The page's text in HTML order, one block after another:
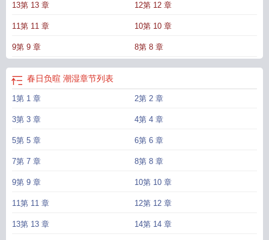
反。哥哥寡言温和，弟弟张扬跳脱。高考结束那年，明峤约了沈时安去古寺祭
拜。祈福树下，少女长发白裙，羞涩大胆。可没等来沈时安，却等来了程星漾。
高兴。她向来尖牙利齿，两人不欢而散。多年后，沈时安忍不住问：“你又为什么
会和星漾在一起？”“因为好玩。”明峤笑着冲他一挑眉，“要在一起吗？沈教授？”沈
时安想了一夜，隔天带着明峤打了结婚证。钢章“咔”一声盖在照片的右下角，明峤
接过那两张红本本，感叹道：“这么多年过去，倒也有点长进。”·温和稳重x清冷强
势·双洁双c，前男友是假的·双向暗恋，彼此唯一·自卑是男人最好的医美·老实人
娶到了一个厉害媳妇
笑春风春日负暄
语春日负暄笑春风讲的什么 春日负暄 潮湿 致橡树春日负暄
13第 13 章 12第 12 章
11第 11 章 10第 10 章
9第 9 章 8第 8 章
春日负暄 潮湿章节列表
1第 1 章 2第 2 章
3第 3 章 4第 4 章
5第 5 章 6第 6 章
7第 7 章 8第 8 章
9第 9 章 10第 10 章
11第 11 章 12第 12 章
13第 13 章 14第 14 章